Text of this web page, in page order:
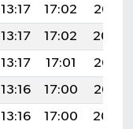
13:17 17:02
20:06
13:17 17:02
20:04
13:17 17:01
20:03
13:16 17:00
20:02
13:16 17:00
20:00